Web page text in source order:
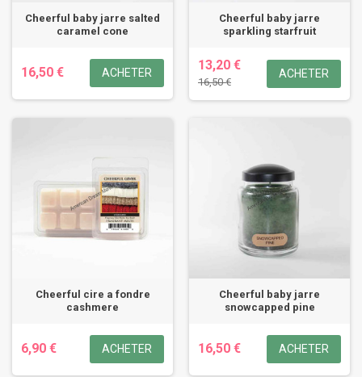
Cheerful baby jarre salted
caramel cone
16,50 € ACHETER
Cheerful baby jarre
sparkling starfruit
13,20 €
16,50 €
ACHETER
Cheerful cire a fondre
cashmere
6,90 € ACHETER
Cheerful baby jarre
snowcapped pine
16,50 € ACHETER